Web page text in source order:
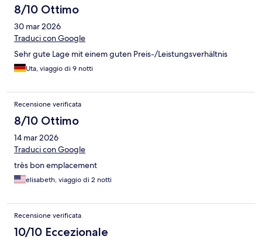
8/10 Ottimo
30 mar 2026
Traduci con Google
Sehr gute Lage mit einem guten Preis-/Leistungsverhältnis
Uta, viaggio di 9 notti
Recensione verificata
8/10 Ottimo
14 mar 2026
Traduci con Google
très bon emplacement
elisabeth, viaggio di 2 notti
Recensione verificata
10/10 Eccezionale